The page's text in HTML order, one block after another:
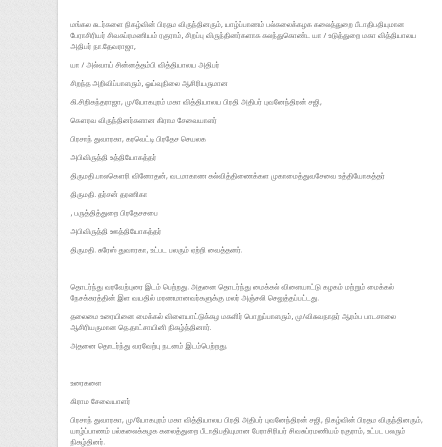
மங்கல சுடர்களை நிகழ்வின் பிரதம விருந்தினரும், யாழ்ப்பாணம் பல்கலைக்கழக கலைத்துறை பீடாதிபதியுமான
பேராசிரியர் சிவசுப்ரமணியம் ரகுராம், சிறப்பு விருந்தினர்களாக கலந்துகொண்ட யா / உடுத்துறை மகா வித்தியாலய
அதிபர் நா.தேவராஜா,
யா / அல்வாய் சின்னத்தம்பி வித்தியாலய அதிபர்
சிறந்த அறிவிப்பாளரும், ஓய்வுநிலை ஆசிரியருமான
கி.சிறிகந்தராஜா, மு/யோகபுரம் மகா வித்தியாலய பிரதி அதிபர் புவனேந்திரன் சஜி,
கௌரவ விருந்தினர்களான கிராம சேவையாளர்
பிரசாந் துவாரகா, கரவெட்டி பிரதேச செயலக
அபிவிருத்தி உத்தியோகத்தர்
திருமதி.பாலகௌரி வினோதன், வடமாகாண கல்வித்திணைக்கள முகாமைத்துவசேவை உத்தியோகத்தர்
திருமதி. தர்சன் தரணிகா
, பருத்தித்துறை பிரதேசசபை
அபிவிருத்தி ஊத்தியோகத்தர்
திருமதி. சுரேஸ் துவாரகா, உட்பட பலரும் ஏற்றி வைத்தனர்.
தொடர்ந்து வரவேற்புரை இடம் பெற்றது. அதனை தொடர்ந்து மைக்கல் விளையாட்டு கழகம் மற்றும் மைக்கல்
நேசக்கரத்தின் இள வயதில் மரணமானவர்களுக்கு மலர் அஞ்சலி செலுத்தப்பட்டது.
தலைமை உரையினை மைக்கல் விளையாட்டுக்கழ மகளிர் பொறுப்பாளரும், மு/விசுவநாதர் ஆரம்ப பாடசாலை
ஆசிரியருமான தெ.தாட்சாயினி நிகழ்த்தினார்.
அதனை தொடர்ந்து வரவேற்பு நடனம் இடம்பெற்றது.
உரைகளை
கிராம சேவையாளர்
பிரசாந் துவாரகா, மு/யோகபுரம் மகா வித்தியாலய பிரதி அதிபர் புவனேந்திரன் சஜி, நிகழ்வின் பிரதம விருந்தினரும்,
யாழ்ப்பாணம் பல்கலைக்கழக கலைத்துறை பீடாதிபதியுமான பேராசிரியர் சிவசுப்ரமணியம் ரகுராம், உட்பட பலரும்
நிகழ்தினர்.